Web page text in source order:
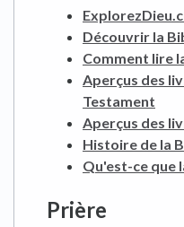
Découvrir la
Comment lire
Aperçus des
Testament
Aperçus des
Histoire de la
Qu'est-ce que
Prière